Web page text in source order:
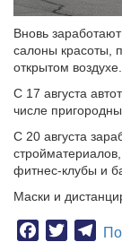
Вновь
салоны красоты,
открытом воздухе.
С 17 августа
числе
С 20 августа
фитнес-клубы и
Маски и
Facebook
Twitter